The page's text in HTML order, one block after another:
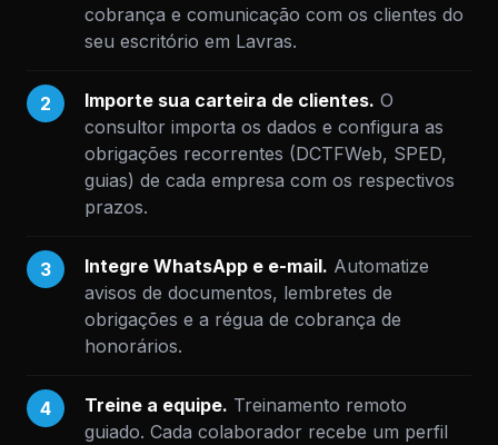
cobrança e comunicação com os clientes do
seu escritório em Lavras.
2 Importe sua carteira de clientes. O
consultor importa os dados e configura as
obrigações recorrentes (DCTFWeb, SPED,
guias) de cada empresa com os respectivos
prazos.
3 Integre WhatsApp e e-mail. Automatize
avisos de documentos, lembretes de
obrigações e a régua de cobrança de
honorários.
4 Treine a equipe. Treinamento remoto
guiado. Cada colaborador recebe um perfil